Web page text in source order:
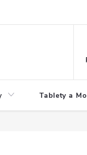
Tablety a